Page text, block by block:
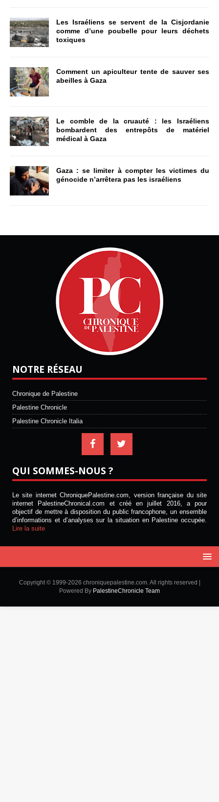
Les Israéliens se servent de la Cisjordanie
comme d’une poubelle pour leurs déchets
toxiques
Comment un apiculteur tente de sauver ses
abeilles à Gaza
Le comble de la cruauté : les Israéliens
bombardent des entrepôts de matériel
médical à Gaza
Gaza : se limiter à compter les victimes du
génocide n’arrêtera pas les israéliens
NOTRE RÉSEAU
Chronique de Palestine
Palestine Chronicle
Palestine Chronicle Italia
QUI SOMMES-NOUS ?
Le site internet ChroniquePalestine.com, version française du site
internet PalestineChronical.com et créé en juillet 2016, a pour
objectif de mettre à disposition du public francophone, un ensemble
d’informations et d’analyses sur la situation en Palestine occupée.
Lire la suite
Copyright © 1999-2026 chroniquepalestine.com. All rights reserved |
Powered By PalestineChronicle Team